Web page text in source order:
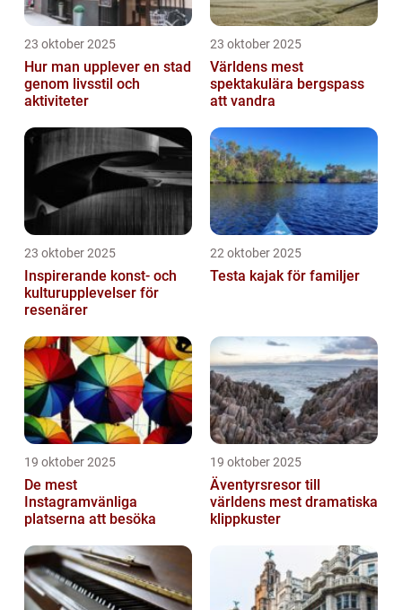
23 oktober 2025
Hur man upplever en stad
genom livsstil och
aktiviteter
23 oktober 2025
Världens mest
spektakulära bergspass
att vandra
23 oktober 2025
Inspirerande konst- och
kulturupplevelser för
resenärer
22 oktober 2025
Testa kajak för familjer
19 oktober 2025
De mest
Instagramvänliga
platserna att besöka
19 oktober 2025
Äventyrsresor till
världens mest dramatiska
klippkuster